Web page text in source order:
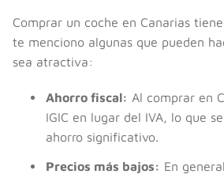
Comprar un coche en Canarias
te menciono algunas que pueden
sea atractiva:
Ahorro fiscal: Al comprar en
IGIC en lugar del IVA, lo que
ahorro significativo.
Precios más bajos: En